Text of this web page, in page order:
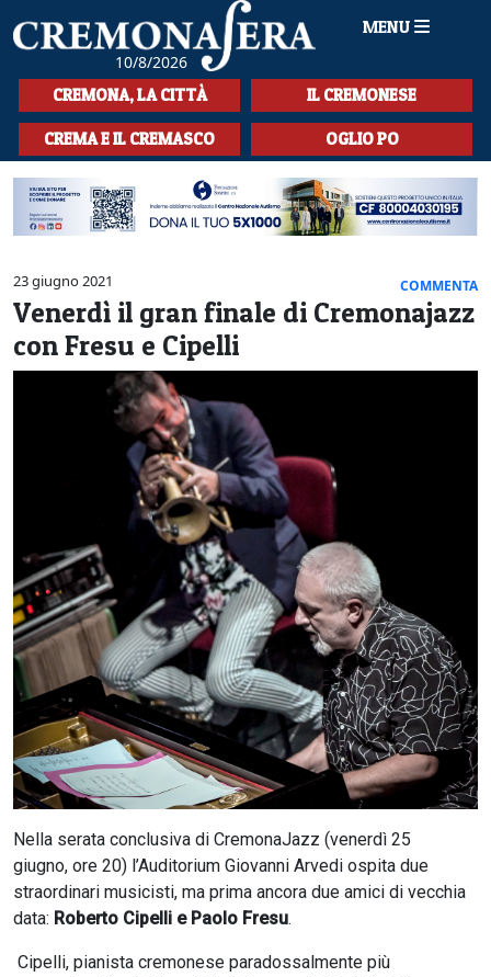
10/8/2026
MENU
HOME
CRONACA
SPORT
LA MUSICA
CULTURA
LA STORIA
L'EDITORIALE
CREMONA, LA CITTÀ IL CREMONESE
CREMA E IL CREMASCO OGLIO PO
23 giugno 2021 COMMENTA
Venerdì il gran finale di Cremonajazz
con Fresu e Cipelli
Nella serata conclusiva di CremonaJazz (venerdì 25
giugno, ore 20) l’Auditorium Giovanni Arvedi ospita due
straordinari musicisti, ma prima ancora due amici di vecchia
data: Roberto Cipelli e Paolo Fresu.
Cipelli, pianista cremonese paradossalmente più